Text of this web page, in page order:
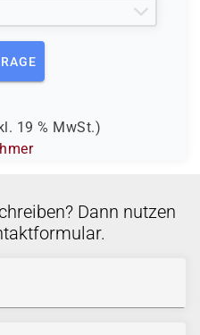
19 % MwSt.)
Dann nutzen